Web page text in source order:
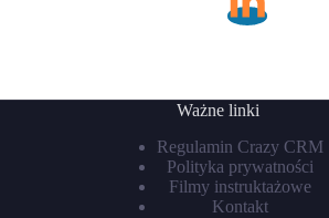
Ważne linki
Regulamin Crazy CRM
Polityka prywatności
Filmy instruktażowe
Kontakt